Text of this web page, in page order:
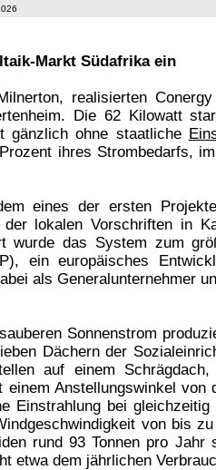
Markt Südafrika ein
realisierten
Die 62 Kilowatt
gänzlich ohne staatliche
ihres Strombedarfs,
eines der ersten
der lokalen Vorschriften in
wurde das System zum
ein europäisches
als Generalunternehmer
Sonnenstrom
Dächern der
auf einem
einem Anstellungswinkel
Einstrahlung bei
von bis
rund 93 Tonnen pro
etwa dem jährlichen